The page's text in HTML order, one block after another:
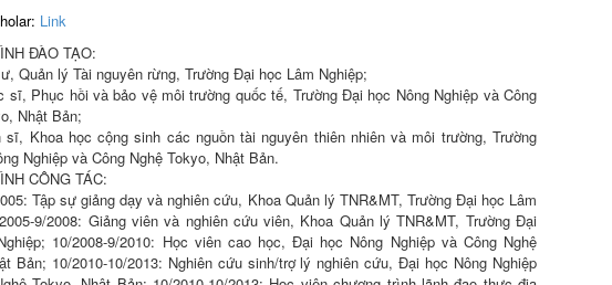
Link
ĐÀO TẠO:
Quản lý Tài nguyên rừng, Trường Đại học Lâm Nghiệp;
sĩ, Phục hồi và bảo vệ môi trường quốc tế, Trường Đại học Nông Nghiệp và Công
Nhật Bản;
sĩ, Khoa học cộng sinh các nguồn tài nguyên thiên nhiên và môi trường, Trường
Nghiệp và Công Nghệ Tokyo, Nhật Bản.
CÔNG TÁC:
Tập sự giảng dạy và nghiên cứu, Khoa Quản lý TNR&MT, Trường Đại học Lâm
9/2008: Giảng viên và nghiên cứu viên, Khoa Quản lý TNR&MT, Trường Đại
10/2008-9/2010: Học viên cao học, Đại học Nông Nghiệp và Công Nghệ
Bản; 10/2010-10/2013: Nghiên cứu sinh/trợ lý nghiên cứu, Đại học Nông Nghiệp